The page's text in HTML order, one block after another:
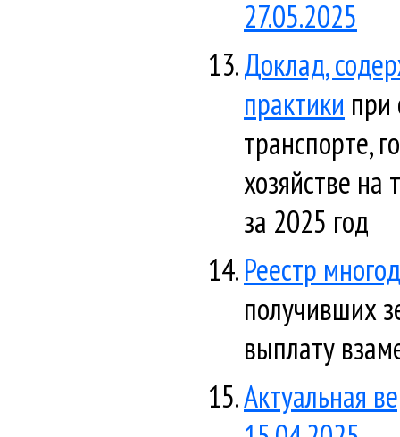
27.05.2025
Доклад,
практики при
транспорте,
хозяйстве на
за 2025 год
Реестр
получивших
выплату
Актуальная